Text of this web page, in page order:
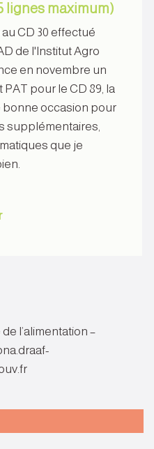
lignes maximum)
CD 30 effectué
de l'Institut Agro
en novembre un
pour le CD 89, la
bonne occasion pour
supplémentaires,
que je
l’alimentation –